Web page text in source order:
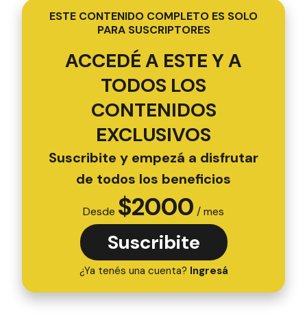
ESTE CONTENIDO COMPLETO ES SOLO
PARA SUSCRIPTORES
ACCEDÉ A ESTE Y A
TODOS LOS
CONTENIDOS
EXCLUSIVOS
Suscribite y empezá a disfrutar
de todos los beneficios
Desde $2000 / mes
Suscribite
¿Ya tenés una cuenta? Ingresá